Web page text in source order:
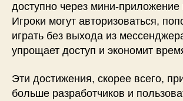
доступно через мини-приложение
Игроки могут авторизоваться,
играть без выхода из
упрощает доступ и экономит
Эти достижения, скорее всего,
больше разработчиков и